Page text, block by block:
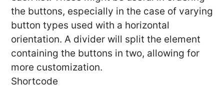
the buttons, especially in the case of varying
button types used with a horizontal
orientation. A divider will split the element
containing the buttons in two, allowing for
more customization.
Shortcode